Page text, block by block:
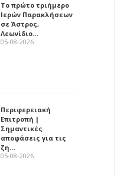
Το πρώτο τριήμερο
Ιερών Παρακλήσεων
σε Άστρος,
Λεωνίδιο…
05-08-2026
Περιφερειακή
Επιτροπή |
Σημαντικές
αποφάσεις για τις
ζη…
05-08-2026